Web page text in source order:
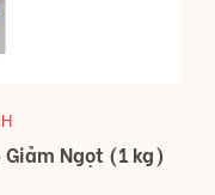
Giảm Ngọt (1 kg)